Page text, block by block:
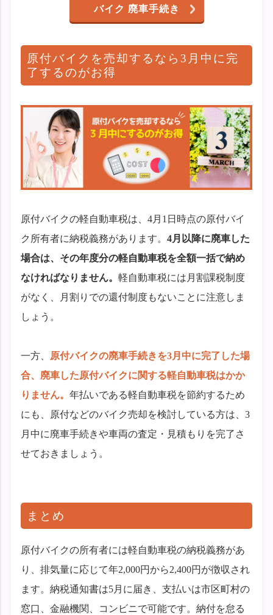
バイク 廃車手続き
原付バイクを売却するなら3月中に完
了するのがお得
原付バイクの軽自動車税は、4月1日時点の原付バイ
ク所有者に納税義務があります。4月以降に廃車した
場合は、その年度分の軽自動車税を全額一括で納め
なければなりません。軽自動車税には月割課税制度
がなく、月割りでの還付制度もないことに注意しま
しょう。
一方、 原付バイクの廃車手続きを3月中に完了した場
合、廃車した原付バイクに関する軽自動車税はかか
りません。年払いである軽自動車税を節約するため
にも、原付などのバイク売却を検討している方は、3
月中に廃車手続きや車両の査定・見積もりを完了さ
せておきましょう。
まとめ
原付バイクの所有者には軽自動車税の納税義務があ
り、排気量に応じて年2,000円から2,400円が徴収され
ます。納税通知書は5月に届き、支払いは市区町村の
窓口、金融機関、コンビニで可能です。納付を怠る